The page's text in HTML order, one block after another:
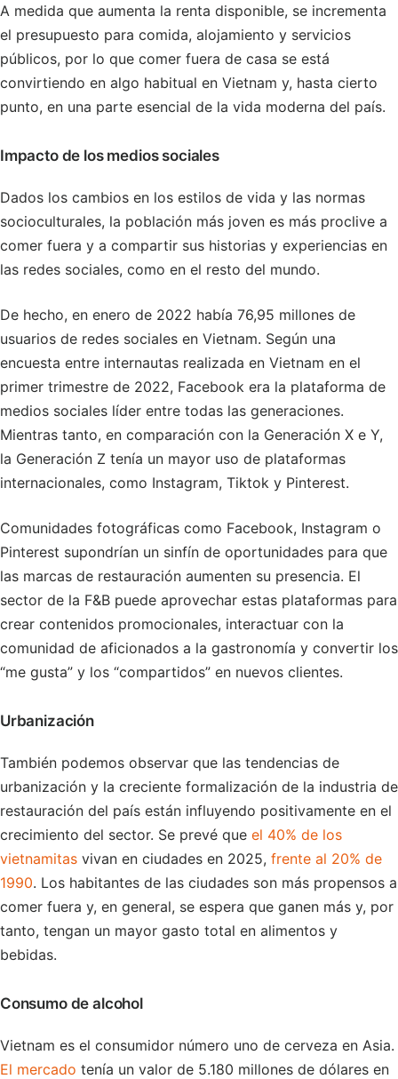
A medida que aumenta la renta disponible, se incrementa
el presupuesto para comida, alojamiento y servicios
públicos, por lo que comer fuera de casa se está
convirtiendo en algo habitual en Vietnam y, hasta cierto
punto, en una parte esencial de la vida moderna del país.
Impacto de los medios sociales
Dados los cambios en los estilos de vida y las normas
socioculturales, la población más joven es más proclive a
comer fuera y a compartir sus historias y experiencias en
las redes sociales, como en el resto del mundo.
De hecho, en enero de 2022 había 76,95 millones de
usuarios de redes sociales en Vietnam. Según una
encuesta entre internautas realizada en Vietnam en el
primer trimestre de 2022, Facebook era la plataforma de
medios sociales líder entre todas las generaciones.
Mientras tanto, en comparación con la Generación X e Y,
la Generación Z tenía un mayor uso de plataformas
internacionales, como Instagram, Tiktok y Pinterest.
Comunidades fotográficas como Facebook, Instagram o
Pinterest supondrían un sinfín de oportunidades para que
las marcas de restauración aumenten su presencia. El
sector de la F&B puede aprovechar estas plataformas para
crear contenidos promocionales, interactuar con la
comunidad de aficionados a la gastronomía y convertir los
“me gusta” y los “compartidos” en nuevos clientes.
Urbanización
También podemos observar que las tendencias de
urbanización y la creciente formalización de la industria de
restauración del país están influyendo positivamente en el
crecimiento del sector. Se prevé que el 40% de los
vietnamitas vivan en ciudades en 2025, frente al 20% de
1990. Los habitantes de las ciudades son más propensos a
comer fuera y, en general, se espera que ganen más y, por
tanto, tengan un mayor gasto total en alimentos y
bebidas.
Consumo de alcohol
Vietnam es el consumidor número uno de cerveza en Asia.
El mercado tenía un valor de 5.180 millones de dólares en